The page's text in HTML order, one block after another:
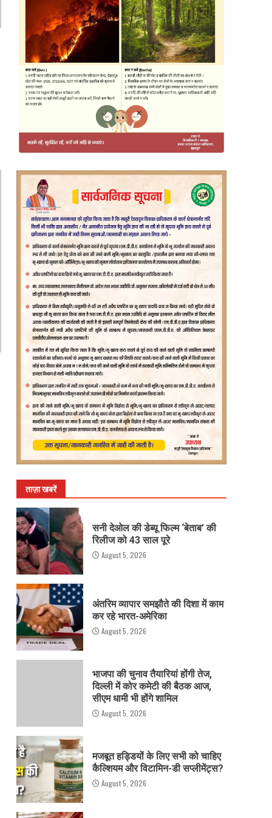
ताज़ा खबरें
सनी देओल की डेब्यू फिल्म ‘बेताब’ की
रिलीज को 43 साल पूरे
August 5, 2026
अंतरिम व्यापार समझौते की दिशा में काम
कर रहे भारत-अमेरिका
August 5, 2026
भाजपा की चुनाव तैयारियां होंगी तेज,
दिल्ली में कोर कमेटी की बैठक आज,
सीएम धामी भी होंगे शामिल
August 5, 2026
मजबूत हड्डियों के लिए सभी को चाहिए
कैल्शियम और विटामिन-डी सप्लीमेंट्स?
August 5, 2026